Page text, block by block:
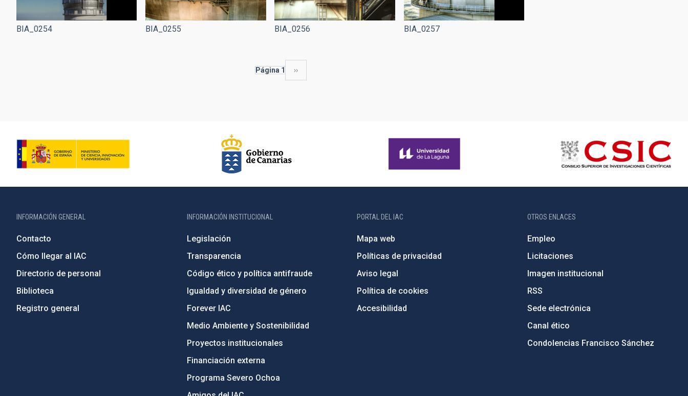
BIA_0254 BIA_0255 BIA_0256 BIA_0257
Página 1
Siguiente
››
INFORMACIÓN GENERAL
Contacto
Cómo llegar al IAC
Directorio de personal
Biblioteca
Registro general
INFORMACIÓN INSTITUCIONAL
Legislación
Transparencia
Código ético y política antifraude
Igualdad y diversidad de género
Forever IAC
Medio Ambiente y Sostenibilidad
Proyectos institucionales
Financiación externa
Programa Severo Ochoa
PORTAL DEL IAC
Mapa web
Políticas de privacidad
Aviso legal
Política de cookies
Accesibilidad
OTROS ENLACES
Empleo
Licitaciones
Imagen institucional
RSS
Sede electrónica
Canal ético
Condolencias Francisco Sánchez